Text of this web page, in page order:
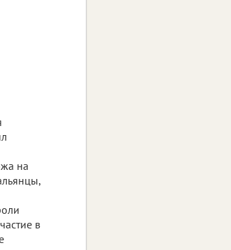
на
в